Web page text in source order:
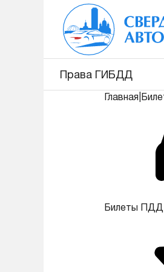
Права ГИБДД
Главная
Билеты ПДД